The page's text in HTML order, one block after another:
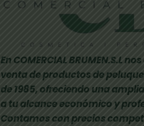
En COMERCIAL BRUMEN.S.L
venta de productos de
de 1985, ofreciendo una
a tu alcance económico y
Contamos con precios